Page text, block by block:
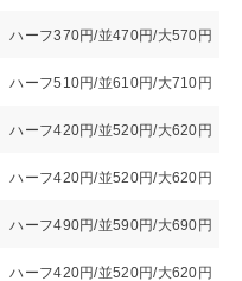
ハーフ370円/並470円/大570円
ハーフ510円/並610円/大710円
ハーフ420円/並520円/大620円
ハーフ420円/並520円/大620円
ハーフ490円/並590円/大690円
ハーフ420円/並520円/大620円